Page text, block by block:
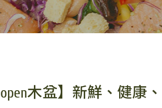
木盆】新鮮、健康、